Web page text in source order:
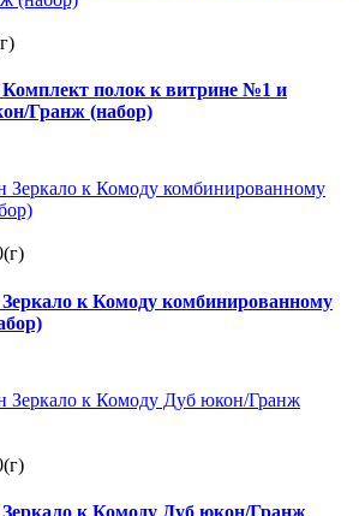
полок к витрине №1 и
Гранж (набор)
к Комоду комбинированному